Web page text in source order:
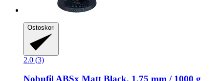
Ostoskori
2.0 (3)
Nobufil ABSx Matt Black, 1,75 mm / 1000 g